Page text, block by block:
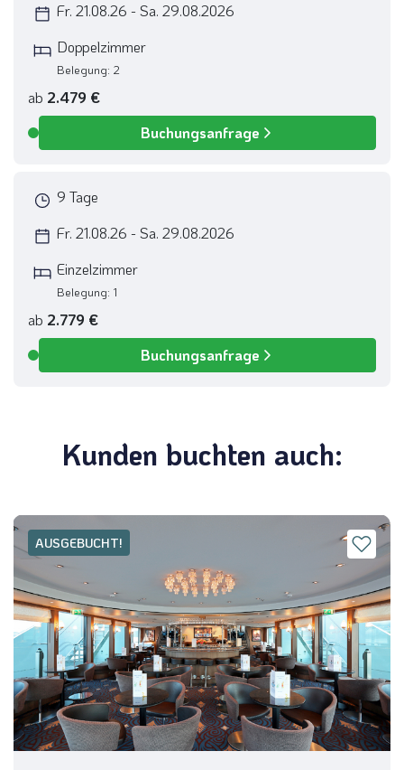
wilde Elche nahe Lom in
Norwegen
©janmiko - stock.adobe.com
Fr. 21.08.26 - Sa. 29.08.2026
Doppelzimmer
Belegung: 2
ab 2.479 €
Verfügbar
Buchungsanfrage
9 Tage
Fr. 21.08.26 - Sa. 29.08.2026
Einzelzimmer
Belegung: 1
ab 2.779 €
Verfügbar
Buchungsanfrage
Kunden buchten auch:
AUSGEBUCHT!